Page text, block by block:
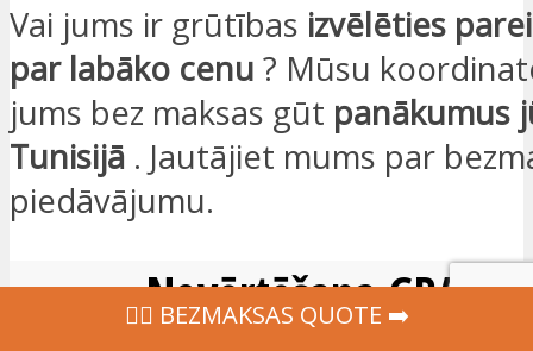
Vai jums ir grūtības izvēlēties
par labāko cenu ? Mūsu
jums bez maksas gūt panākumus
Tunisijā . Jautājiet mums par
piedāvājumu.
Novērtēšana
‍👩‍⚕ BEZMAKSAS QUOTE ➡️